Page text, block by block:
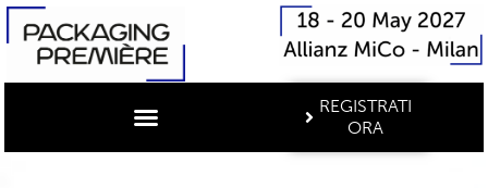
REGISTRATI
ORA